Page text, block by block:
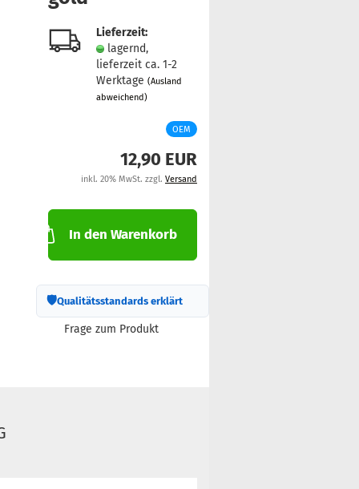
Lieferzeit:
lagernd,
lieferzeit ca. 1-2
Werktage(Ausland
abweichend)
OEM
12,90 EUR
inkl. 20% MwSt. zzgl. Versand
In den Warenkorb
🛡Qualitätsstandards erklärt
Frage zum Produkt